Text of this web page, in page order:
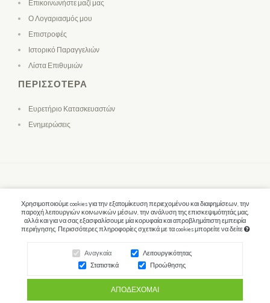
Χρησιμοποιούμε cookies για την εξατομίκευση περιεχομένου και διαφημίσεων, την
παροχή λειτουργιών κοινωνικών μέσων, την ανάλυση της επισκεψιμότητάς μας,
αλλά και για να σας εξασφαλίσουμε μία κορυφαία και απροβλημάτιστη εμπειρία
περιήγησης. Περισσότερες πληροφορίες σχετικά με τα cookies μπορείτε να δείτε
Αναγκαία
Λειτουργικότητας
Στατιστικά
Προώθησης
ΑΠΟΔΈΧΟΜΑΙ
Επικοινωνήστε μαζί μας
Ο Λογαριασμός μου
Επιστροφές
Ιστορικό Παραγγελιών
Λίστα Επιθυμιών
ΠΕΡΙΣΣΌΤΕΡΑ
Ευρετήριο Κατασκευαστών
Ενημερώσεις